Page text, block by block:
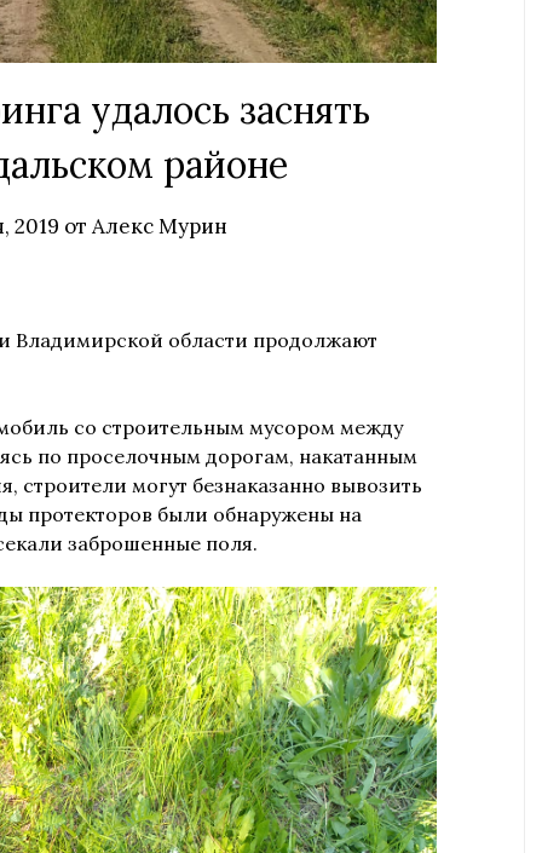
удалось заснять
районе
2019 от Алекс Мурин
Владимирской области продолжают
со строительным мусором между
по проселочным дорогам, накатанным
строители могут безнаказанно вывозить
протекторов были обнаружены на
заброшенные поля.